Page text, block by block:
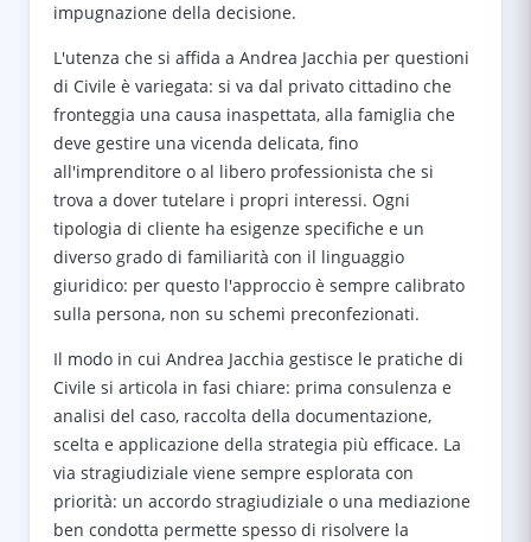
impugnazione della decisione.
L'utenza che si affida a Andrea Jacchia per questioni
di Civile è variegata: si va dal privato cittadino che
fronteggia una causa inaspettata, alla famiglia che
deve gestire una vicenda delicata, fino
all'imprenditore o al libero professionista che si
trova a dover tutelare i propri interessi. Ogni
tipologia di cliente ha esigenze specifiche e un
diverso grado di familiarità con il linguaggio
giuridico: per questo l'approccio è sempre calibrato
sulla persona, non su schemi preconfezionati.
Il modo in cui Andrea Jacchia gestisce le pratiche di
Civile si articola in fasi chiare: prima consulenza e
analisi del caso, raccolta della documentazione,
scelta e applicazione della strategia più efficace. La
via stragiudiziale viene sempre esplorata con
priorità: un accordo stragiudiziale o una mediazione
ben condotta permette spesso di risolvere la